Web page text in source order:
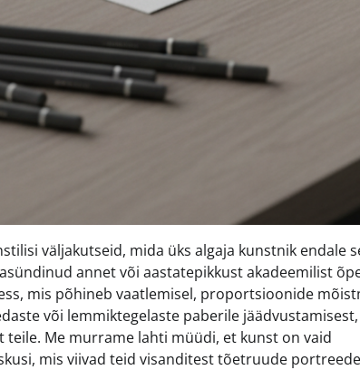
väljakutseid, mida üks algaja kunstnik endale
annet või aastatepikkust akadeemilist
mis põhineb vaatlemisel, proportsioonide
või lemmiktegelaste paberile
Me murrame lahti müüdi, et kunst on vaid
mis viivad teid visanditest tõetruude